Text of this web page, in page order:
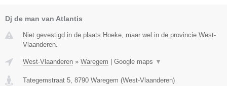
Dj de man van Atlantis
Niet gevestigd in de plaats Hoeke, maar wel in de provincie West-
Vlaanderen.
West-Vlaanderen » Waregem | Google maps ▼
Tategemstraat 5 8790 Waregem (West-Vlaanderen)